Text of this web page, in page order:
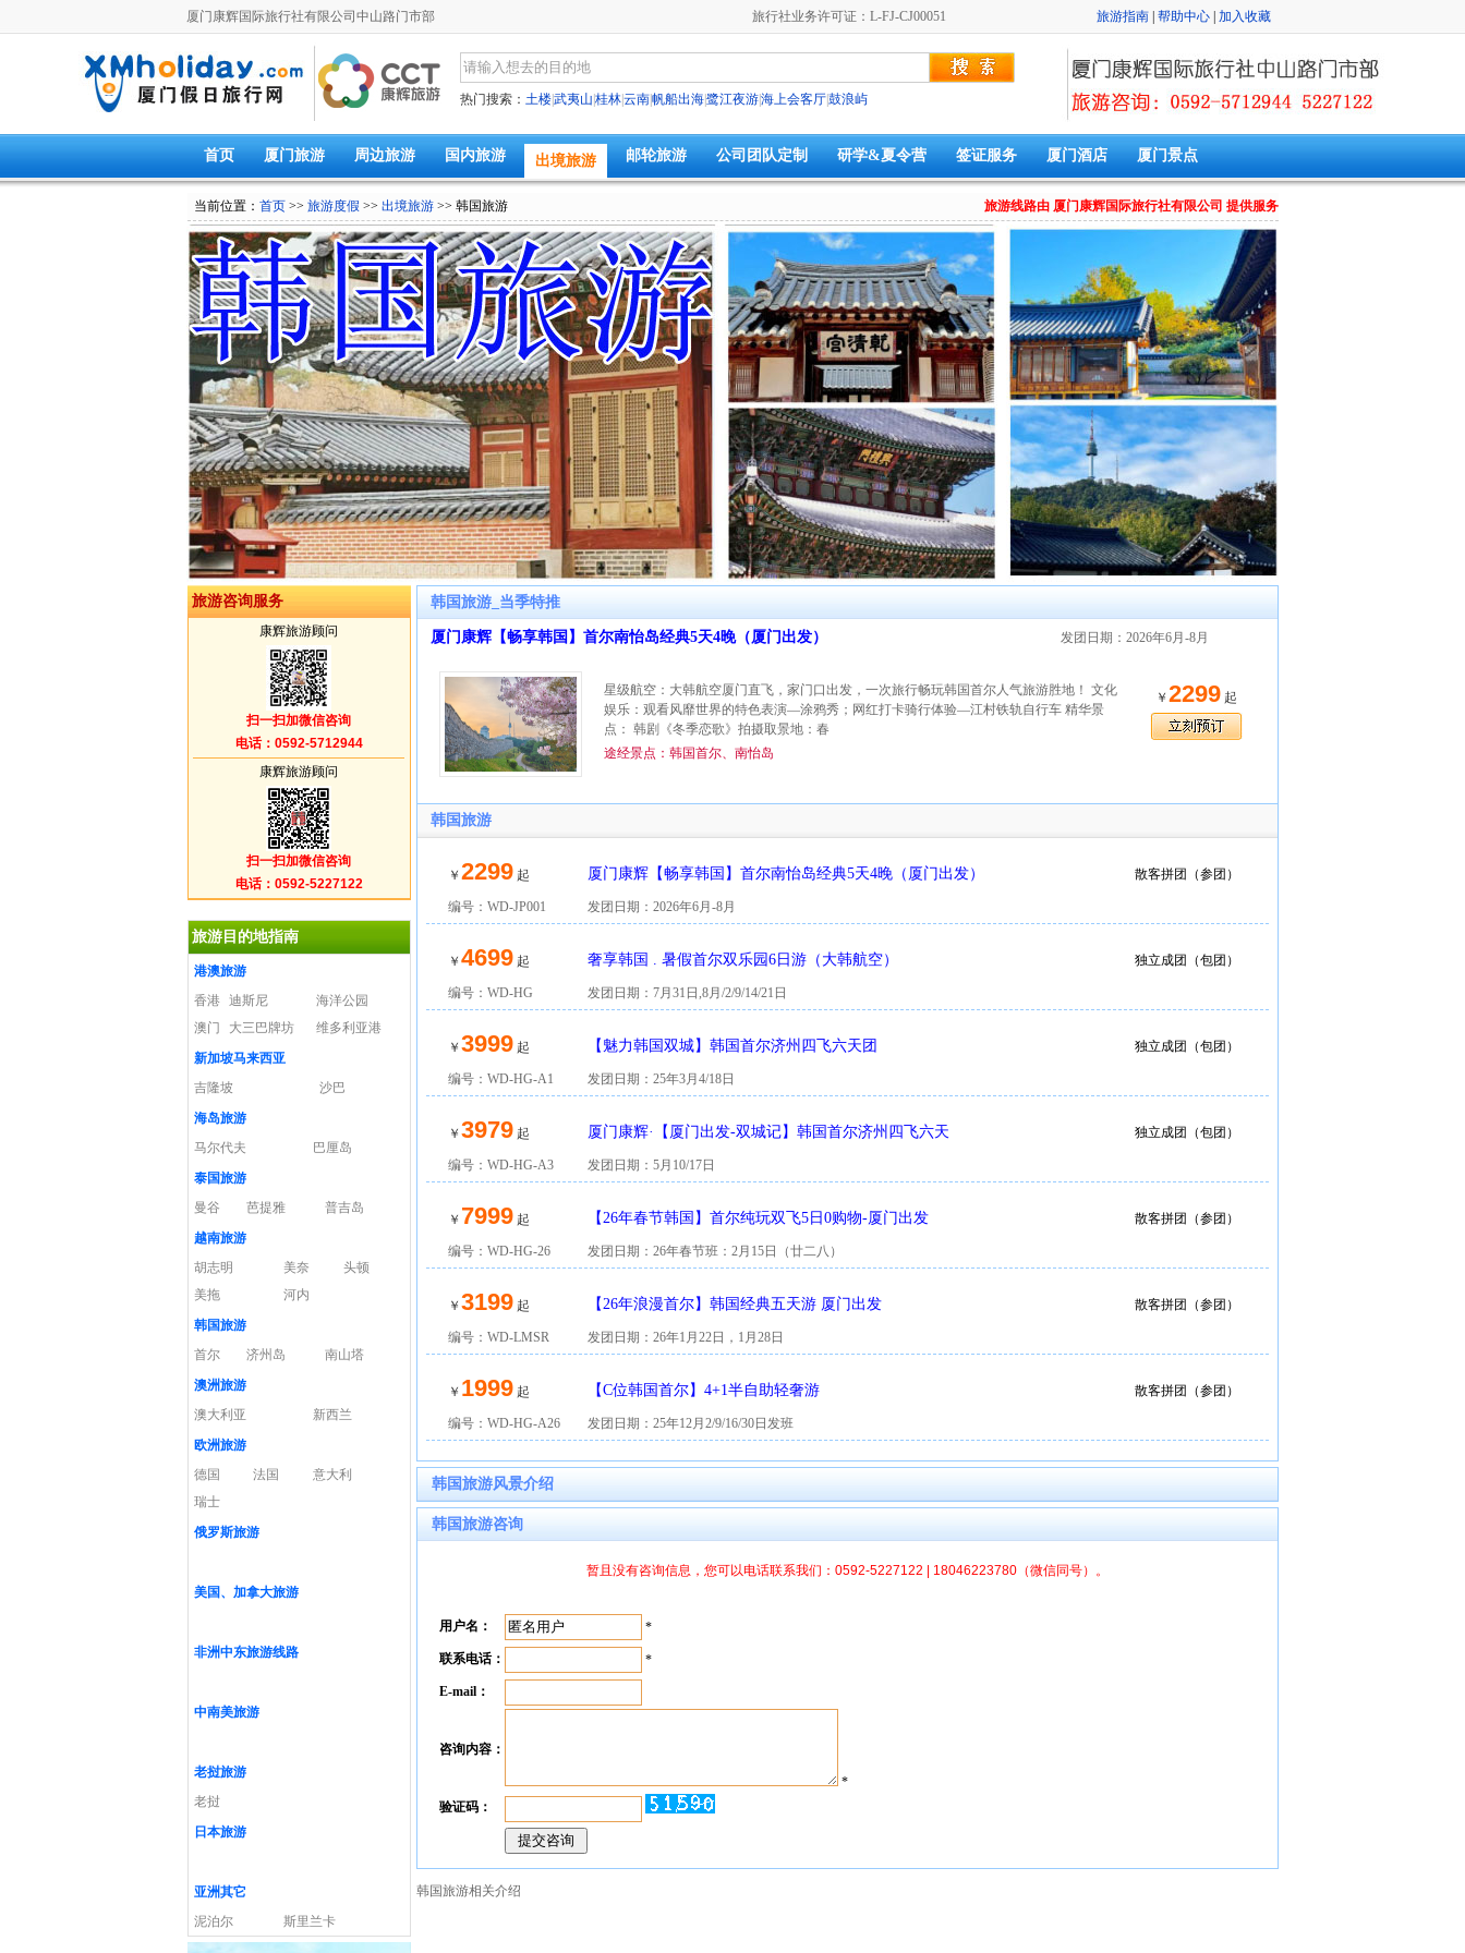
厦门康辉国际旅行社有限公司中山路门市部 旅行社业务许可证：L-FJ-CJ00051 旅游指南 帮助中心 加入收藏
热门搜索： 土楼武夷山 桂林云南帆船出海鹭江夜游海上会客厅鼓浪屿
首页 厦门旅游 周边旅游 国内旅游 出境旅游 邮轮旅游 公司团队定制 研学&夏令营 签证服务 厦门酒店 厦门景点
当前位置： 首页>> 旅游度假 >> 出境旅游>> 韩国旅游 旅游线路由 厦门康辉国际旅行社有限公司 提供服务
旅游咨询服务
康辉旅游顾问
扫一扫加微信咨询
电话：0592-5712944
康辉旅游顾问
扫一扫加微信咨询
电话：0592-5227122
旅游目的地指南
港澳旅游
香港 迪斯尼
海洋公园
澳门
大三巴牌坊
维多利亚港
新加坡马来西亚
吉隆坡
沙巴
海岛旅游
马尔代夫
巴厘岛
泰国旅游
曼谷
芭提雅
普吉岛
越南旅游
胡志明
美奈
头顿
美拖
河内
韩国旅游
首尔
济州岛
南山塔
澳洲旅游
澳大利亚
新西兰
欧洲旅游
德国
法国
意大利
瑞士
俄罗斯旅游
美国、加拿大旅游
非洲中东旅游线路
中南美旅游
老挝旅游
老挝
日本旅游
亚洲其它
泥泊尔
斯里兰卡
韩国旅游_当季特推
厦门康辉【畅享韩国】首尔南怡岛经典5天4晚（厦门出发） 发团日期：2026年6月-8月
星级航空：大韩航空厦门直飞，家门口出发，一次旅行畅玩韩国首尔人气旅游胜地！ 文化
娱乐：观看风靡世界的特色表演—涂鸦秀；网红打卡骑行体验—江村铁轨自行车 精华景
点： 韩剧《冬季恋歌》拍摄取景地：春
￥ 2299起
途经景点：韩国首尔、南怡岛
韩国旅游
￥ 2299起 厦门康辉【畅享韩国】首尔南怡岛经典5天4晚（厦门出发） 散客拼团（参团）
编号：WD-JP001 发团日期：2026年6月-8月
￥ 4699起 奢享韩国 . 暑假首尔双乐园6日游（大韩航空） 独立成团（包团）
编号：WD-HG 发团日期：7月31日,8月/2/9/14/21日
￥ 3999起 【魅力韩国双城】韩国首尔济州四飞六天团 独立成团（包团）
编号：WD-HG-A1 发团日期：25年3月4/18日
￥ 3979起 厦门康辉·【厦门出发-双城记】韩国首尔济州四飞六天 独立成团（包团）
编号：WD-HG-A3 发团日期：5月10/17日
￥ 7999起 【26年春节韩国】首尔纯玩双飞5日0购物-厦门出发 散客拼团（参团）
编号：WD-HG-26 发团日期：26年春节班：2月15日（廿二八）
￥ 3199起 【26年浪漫首尔】韩国经典五天游 厦门出发 散客拼团（参团）
编号：WD-LMSR 发团日期：26年1月22日，1月28日
￥ 1999起 【C位韩国首尔】4+1半自助轻奢游 散客拼团（参团）
编号：WD-HG-A26 发团日期：25年12月2/9/16/30日发班
韩国旅游风景介绍
韩国旅游咨询
暂且没有咨询信息，您可以电话联系我们：0592-5227122 | 18046223780（微信同号）。
用户名： *
联系电话： *
E-mail：
咨询内容：
*
验证码：
韩国旅游相关介绍